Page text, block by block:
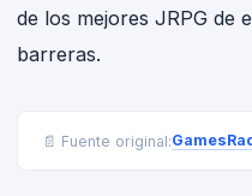
de los mejores JRPG de
barreras.
📄 Fuente original: